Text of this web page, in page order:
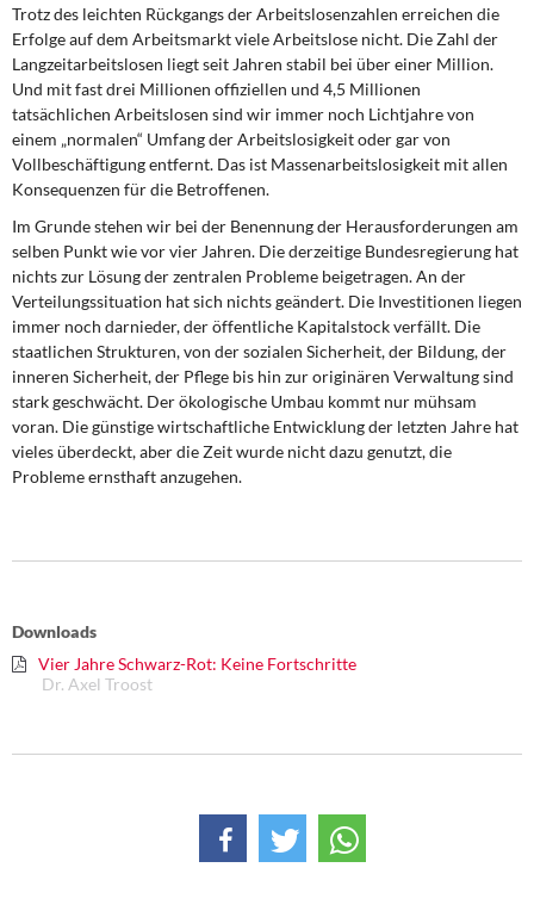
Trotz des leichten Rückgangs der Arbeitslosenzahlen erreichen die
Erfolge auf dem Arbeitsmarkt viele Arbeitslose nicht. Die Zahl der
Langzeitarbeitslosen liegt seit Jahren stabil bei über einer Million.
Und mit fast drei Millionen offiziellen und 4,5 Millionen
tatsächlichen Arbeitslosen sind wir immer noch Lichtjahre von
einem „normalen“ Umfang der Arbeitslosigkeit oder gar von
Vollbeschäftigung entfernt. Das ist Massenarbeitslosigkeit mit allen
Konsequenzen für die Betroffenen.
Im Grunde stehen wir bei der Benennung der Herausforderungen am
selben Punkt wie vor vier Jahren. Die derzeitige Bundesregierung hat
nichts zur Lösung der zentralen Probleme beigetragen. An der
Verteilungssituation hat sich nichts geändert. Die Investitionen liegen
immer noch darnieder, der öffentliche Kapitalstock verfällt. Die
staatlichen Strukturen, von der sozialen Sicherheit, der Bildung, der
inneren Sicherheit, der Pflege bis hin zur originären Verwaltung sind
stark geschwächt. Der ökologische Umbau kommt nur mühsam
voran. Die günstige wirtschaftliche Entwicklung der letzten Jahre hat
vieles überdeckt, aber die Zeit wurde nicht dazu genutzt, die
Probleme ernsthaft anzugehen.
Downloads
Vier Jahre Schwarz-Rot: Keine Fortschritte
Dr. Axel Troost